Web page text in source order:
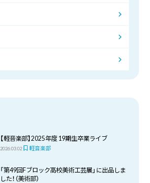
【軽音楽部】2025年度 19期生卒業ライブ
2026.03.02 軽音楽部
「第49回Fブロック高校美術工芸展」に出品しま
した！（美術部）